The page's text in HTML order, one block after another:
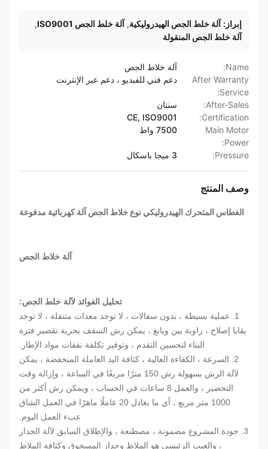
آلة خلط الجص الهيدروليكية,آلة خلط الجص ISO9001
,
آلة خلط الجص المنقولة
Name:
آلة خلاط الجص
After Warranty
Service:
دعم فني للفيديو ، دعم عبر الإنترنت
After-Sales:
سنتان
Certification:
CE, ISO9001
Main Motor
Power:
7500 واط
Pressure:
وصف المنتج
الغطاس المتحرك الهيدروليكي نوع خلاط الجص آلة كهربائية مدفوعة
آلة خلاط الجص
تحليل الفوائد لآلة خلط الجص:
1. عملية بسيطة ، بدون سقالات ، لا توجد معدات متنقلة ، لا توجد
بقايا إصلاح ، زاوية يين ويانغ ، يمكن رش السقف بحرية.تقصير فترة
البناء لتحسين التقدم ، وتوفير تكلفة نفقات مواد الإطار.
2. السرعة ، الكفاءة العالية ، كثافة اليد العاملة المنخفضة ، يمكن
لآلة الرش بسهولة رش 150 مترًا مربعًا في الساعة ، وإزالة وقت
التحضير ، والعمل 8 ساعات في الحساب ، ويمكن رش أكثر من
1000 متر مربع ، أي ما يعادل 20 عاملًا ماهرًا في العمل الشاق
عبء العمل اليوم.
3. جودة المشروع مضمونة ، مصطنعة ، والإطلاق السابق لآلة الجدار
، والعيب الرئيسي هو الملاط وجدار المسحوق وكثافة الملاط